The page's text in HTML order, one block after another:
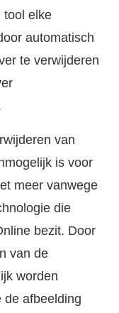
tool elke
automatisch
te verwijderen
van
is voor
meer vanwege
die
bezit. Door
van de
worden
de afbeelding